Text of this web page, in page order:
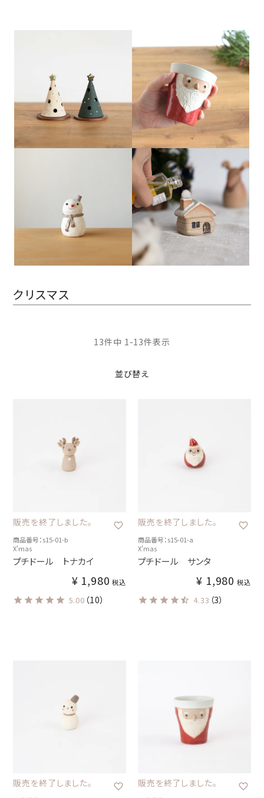
クリスマス
並び替え
13件中 1 -13件表示
販売を終了しました。
商品番号：s15-01-b
X'mas
プチドール トナカイ
¥ 1,980 税込
5.00 （10）
販売を終了しました。
商品番号：s15-01-a
X'mas
プチドール サンタ
¥ 1,980 税込
4.33 （3）
販売を終了しました。 販売を終了しました。